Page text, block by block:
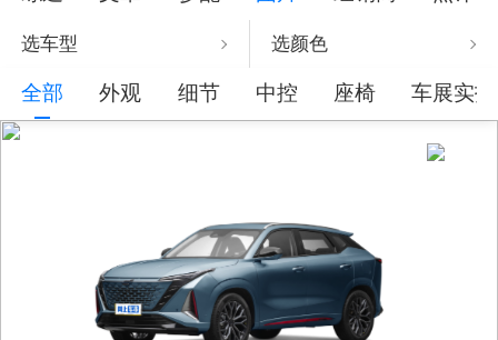
选车型 选颜色
全部 外观 细节 中控 座椅 车展实拍